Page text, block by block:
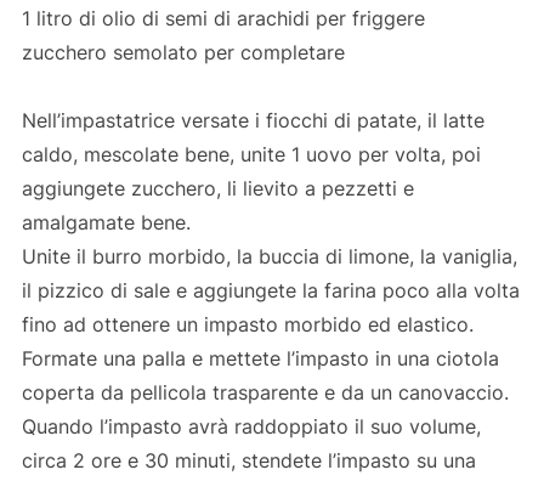
1 litro di olio di semi di arachidi per friggere
zucchero semolato per completare
Nell’impastatrice versate i fiocchi di patate, il latte
caldo, mescolate bene, unite 1 uovo per volta, poi
aggiungete zucchero, li lievito a pezzetti e
amalgamate bene.
Unite il burro morbido, la buccia di limone, la vaniglia,
il pizzico di sale e aggiungete la farina poco alla volta
fino ad ottenere un impasto morbido ed elastico.
Formate una palla e mettete l’impasto in una ciotola
coperta da pellicola trasparente e da un canovaccio.
Quando l’impasto avrà raddoppiato il suo volume,
circa 2 ore e 30 minuti, stendete l’impasto su una